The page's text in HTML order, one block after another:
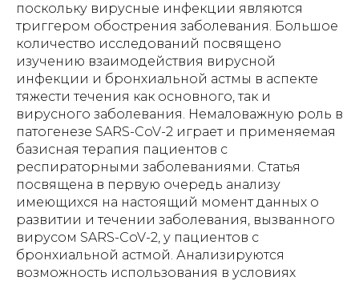
поскольку вирусные инфекции являются
триггером обострения заболевания. Большое
количество исследований посвящено
изучению взаимодействия вирусной
инфекции и бронхиальной астмы в аспекте
тяжести течения как основного, так и
вирусного заболевания. Немаловажную роль в
патогенезе SARS-CoV-2 играет и применяемая
базисная терапия пациентов с
респираторными заболеваниями. Статья
посвящена в первую очередь анализу
имеющихся на настоящий момент данных о
развитии и течении заболевания, вызванного
вирусом SARS-CoV-2, у пациентов с
бронхиальной астмой. Анализируются
возможность использования в условиях